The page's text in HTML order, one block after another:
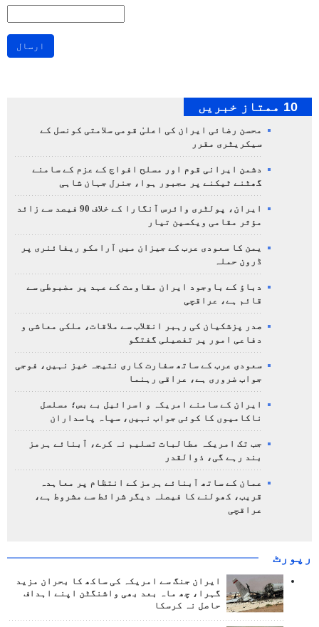
ارسال
10 ممتاز خبریں
محسن رضائی ایران کی اعلیٰ قومی سلامتی کونسل کے
سیکریٹری مقرر
دشمن ایرانی قوم اور مسلح افواج کے عزم کے سامنے
گھٹنے ٹیکنے پر مجبور ہوا، جنرل جہان شاہی
ایران، پولٹری وائرس آنگارا کے خلاف 90 فیصد سے زائد
مؤثر مقامی ویکسین تیار
یمن کا سعودی عرب کے جیزان میں آرامکو ریفائنری پر
ڈرون حملہ
دباؤ کے باوجود ایران مقاومت کے عہد پر مضبوطی سے
قائم ہے، عراقچی
صدر پزشکیان کی رہبر انقلاب سے ملاقات، ملکی معاشی و
دفاعی امور پر تفصیلی گفتگو
سعودی عرب کے ساتھ سفارت کاری نتیجہ خیز نہیں، فوجی
جواب ضروری ہے، عراقی رہنما
ایران کے سامنے امریکہ و اسرائیل بے بس؛ مسلسل
ناکامیوں کا کوئی جواب نہیں، سپاہ پاسداران
جب تک امریکہ مطالبات تسلیم نہ کرے، آبنائے ہرمز
بند رہے گی، ذوالقدر
عمان کے ساتھ آبنائے ہرمز کے انتظام پر معاہدہ
قریب، کھولنے کا فیصلہ دیگر شرائط سے مشروط ہے،
عراقچی
رپورٹ
ایران جنگ سے امریکہ کی ساکھ کا بحران مزید
گہرا، چھ ماہ بعد بھی واشنگٹن اپنے اہداف
حاصل نہ کرسکا